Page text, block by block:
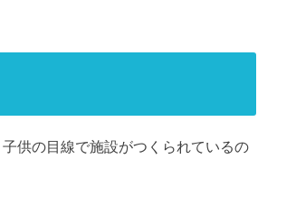
供の目線で施設がつくられているの